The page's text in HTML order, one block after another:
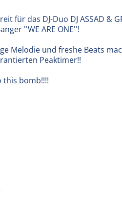
für das DJ-Duo DJ ASSAD &
''WE ARE ONE''!
Melodie und freshe Beats
Peaktimer!!
this bomb!!!!